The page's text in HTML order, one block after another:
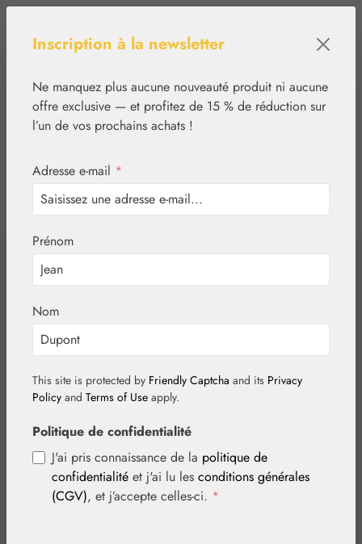
tcinn-a11y-toolbar.show
Huile de rose
Ignorer la galerie d'images
Inscription à la newsletter
Ne manquez plus aucune nouveauté produit ni aucune
offre exclusive — et profitez de 15 % de réduction sur
l’un de vos prochains achats !
Adresse e-mail *
Prénom
Nom
This site is protected by Friendly Captcha and its Privacy
Policy and Terms of Use apply.
Politique de confidentialité
J'ai pris connaissance de la politique de
confidentialité et j'ai lu les conditions générales
(CGV), et j’accepte celles-ci. *